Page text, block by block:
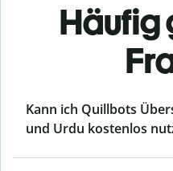
Häufig
Kann ich Quillbots
und Urdu kostenlos